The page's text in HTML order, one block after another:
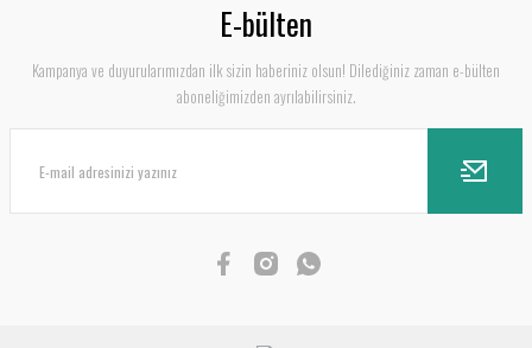
E-bülten
Kampanya ve duyurularımızdan ilk sizin haberiniz olsun! Dilediğiniz zaman e-bülten
aboneliğimizden ayrılabilirsiniz.